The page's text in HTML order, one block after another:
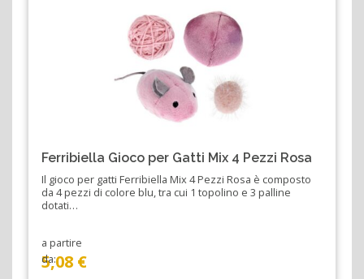
Ferribiella Gioco per Gatti Mix 4 Pezzi Rosa
Il gioco per gatti Ferribiella Mix 4 Pezzi Rosa è composto
da 4 pezzi di colore blu, tra cui 1 topolino e 3 palline
dotati…
a partire
da:
5,08 €